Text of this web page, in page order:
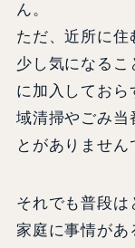
ん。
ただ、近所に住
少し気になるこ
に加入してお
域清掃やごみ当
とがありません
それでも普段は
家庭に事情が